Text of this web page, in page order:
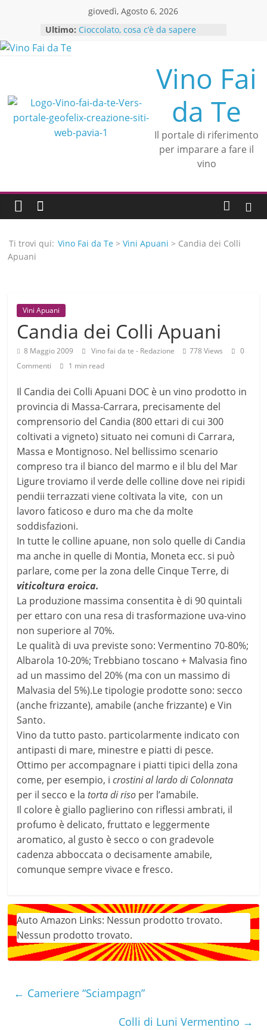
giovedì, Agosto 6, 2026
Ultimo: Cioccolato, cosa c’è da sapere
modo facile ed efficace
Il Sassicaia: storia del rosso
leggendario
Alessandra Mastrantonio
un’esperta di consulenza in
ristorazione si unisce a Vino fai da
Vino Fai
da Te
Il portale di riferimento
per imparare a fare il
vino
Ti trovi qui: Vino Fai da Te >Vini Apuani > Candia dei Colli
Apuani
Vini Apuani
Candia dei Colli Apuani
8 Maggio 2009 Vino fai da te - Redazione 778 Views
0
Commenti
1 min read
Il Candia dei Colli Apuani DOC è un vino prodotto in
provincia di Massa-Carrara, precisamente del
comprensorio del Candia (800 ettari di cui 300
coltivati a vigneto) situato nei comuni di Carrara,
Massa e Montignoso. Nel bellissimo scenario
compreso tra il bianco del marmo e il blu del Mar
Ligure troviamo il verde delle colline dove nei ripidi
pendii terrazzati viene coltivata la vite, con un
lavoro faticoso e duro ma che da molte
soddisfazioni.
In tutte le colline apuane, non solo quelle di Candia
ma anche in quelle di Montia, Moneta ecc. si può
parlare, come per la zona delle Cinque Terre, di
viticoltura eroica.
La produzione massima consentita è di 90 quintali
per ettaro con una resa di trasformazione uva-vino
non superiore al 70%.
Le qualità di uva previste sono: Vermentino 70-80%;
Albarola 10-20%; Trebbiano toscano + Malvasia fino
ad un massimo del 20% (ma con un massimo di
Malvasia del 5%).Le tipologie prodotte sono: secco
(anche frizzante), amabile (anche frizzante) e Vin
Santo.
Vino da tutto pasto. particolarmente indicato con
antipasti di mare, minestre e piatti di pesce.
Ottimo per accompagnare i piatti tipici della zona
come, per esempio, icrostini al lardo di Colonnata
per il secco e latorta di riso per l’amabile.
Il colore è giallo paglierino con riflessi ambrati, il
profumo è delicato, fruttato e leggermente
aromatico, al gusto è secco o con gradevole
cadenza abboccata o decisamente amabile,
comunque sempre vivace e fresco.
Auto Amazon Links: Nessun prodotto trovato.
Nessun prodotto trovato.
← Cameriere “Sciampagn”
Colli di Luni Vermentino →